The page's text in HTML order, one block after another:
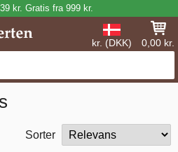
kr. Gratis fra 999 kr.
kr. (DKK) 0,00 kr.
Sorter